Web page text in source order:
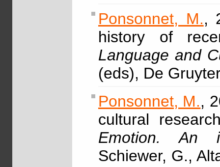
Ponsonnet, M.,
history of
Language and
(eds), De
Ponsonnet, M.,
cultural
Emotion. An
Schiewer, G.,